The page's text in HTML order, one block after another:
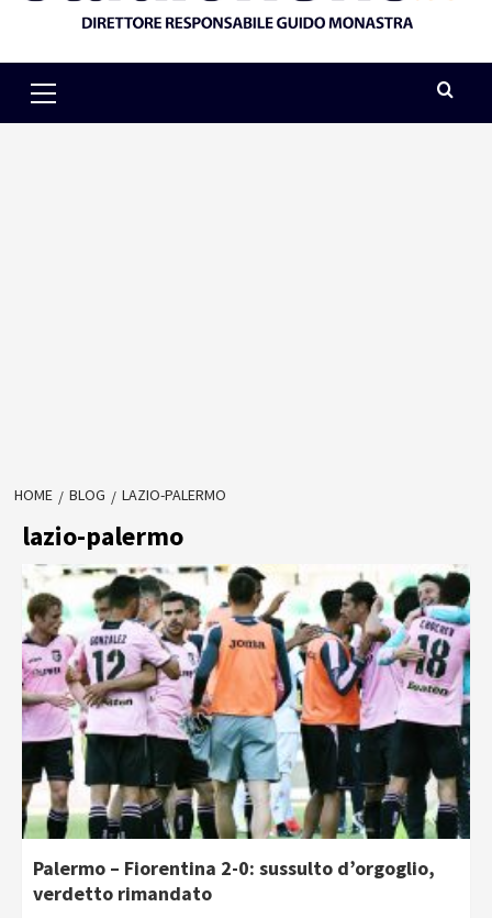
Menu
HOME BLOG LAZIO-PALERMO
lazio-palermo
Palermo – Fiorentina 2-0: sussulto d’orgoglio,
verdetto rimandato